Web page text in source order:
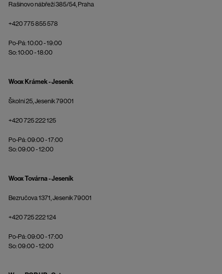
Rašínovo nábřeží 385/54, Praha
+420 775 855 578
Po-Pá: 10:00 - 19:00
So: 10:00 - 18:00
Woox Krámek - Jeseník
Školní 25, Jeseník 79001
+420 725 222 125
Po-Pá: 09:00 - 17:00
So: 09:00 - 12:00
Woox Továrna - Jeseník
Bezručova 1371, Jeseník 79001
+420 725 222 124
Po-Pá: 09:00 - 17:00
So: 09:00 - 12:00